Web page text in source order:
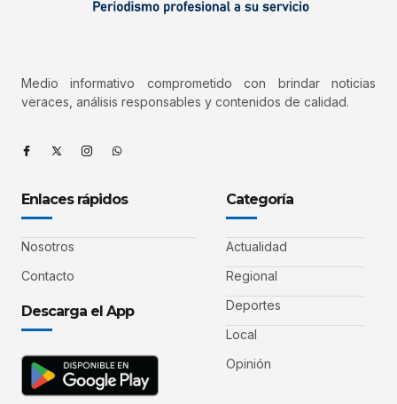
Medio informativo comprometido con brindar noticias
veraces, análisis responsables y contenidos de calidad.
Enlaces rápidos
Nosotros
Contacto
Descarga el App
Categoría
Actualidad
Regional
Deportes
Local
Opinión